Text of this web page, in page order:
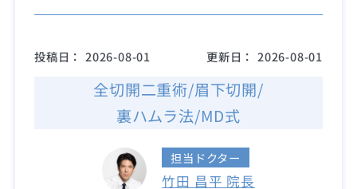
投稿日： 2026-08-01 更新日： 2026-08-01
全切開二重術/眉下切開/
裏ハムラ法/MD式
担当ドクター
竹田 昌平 院長